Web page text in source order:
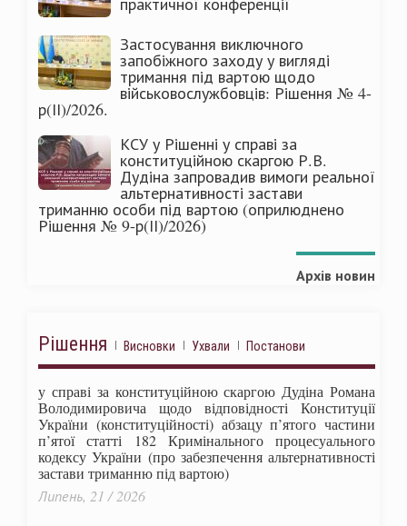
Застосування виключного
запобіжного заходу у вигляді
тримання під вартою щодо
військовослужбовців: Рішення № 4-
р(ІІ)/2026.
КСУ у Рішенні у справі за
конституційною скаргою Р.В.
Дудіна запровадив вимоги реальної
альтернативності застави
триманню особи під вартою (оприлюднено
Рішення № 9-р(ІІ)/2026)
Архів новин
Рішення Висновки Ухвали Постанови
у справі за конституційною скаргою Дудіна Романа
Володимировича щодо відповідності Конституції
України (конституційності) абзацу п’ятого частини
п’ятої статті 182 Кримінального процесуального
кодексу України (про забезпечення альтернативності
застави триманню під вартою)
Липень, 21 / 2026